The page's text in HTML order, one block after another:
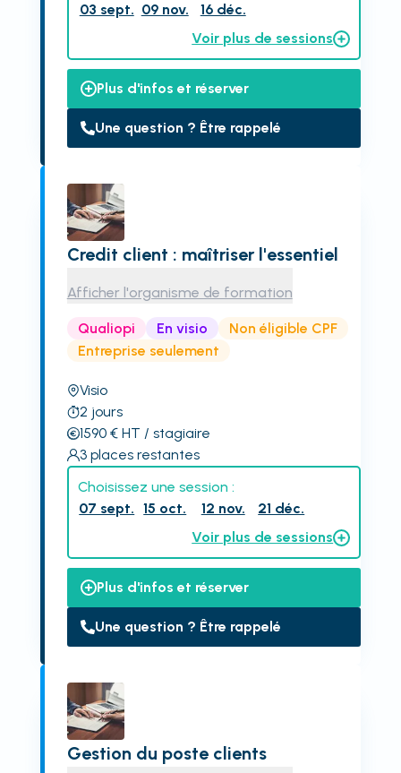
03 sept. 09 nov.
16 déc.
Voir plus de sessions
Plus d'infos et réserver
Une question ? Être rappelé
Credit client : maîtriser l'essentiel
Afficher l'organisme de formation
Qualiopi En visio
Non éligible CPF
Entreprise seulement
Visio
2 jours
1590€ HT / stagiaire
3 places restantes
Choisissez une session :
07 sept. 15 oct. 12 nov.
21 déc.
Voir plus de sessions
Plus d'infos et réserver
Une question ? Être rappelé
Gestion du poste clients